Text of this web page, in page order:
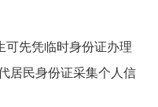
可先凭临时身份证办理
居民身份证采集个人信